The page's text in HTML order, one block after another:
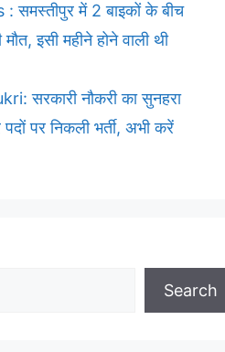
में 2 बाइकों के बीच
इसी महीने होने वाली थी
सरकारी नौकरी का सुनहरा
पर निकली भर्ती, अभी करें
Search